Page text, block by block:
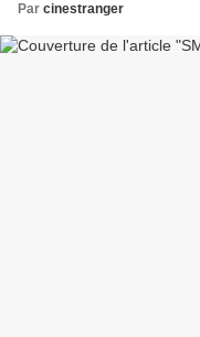
Par cinestranger